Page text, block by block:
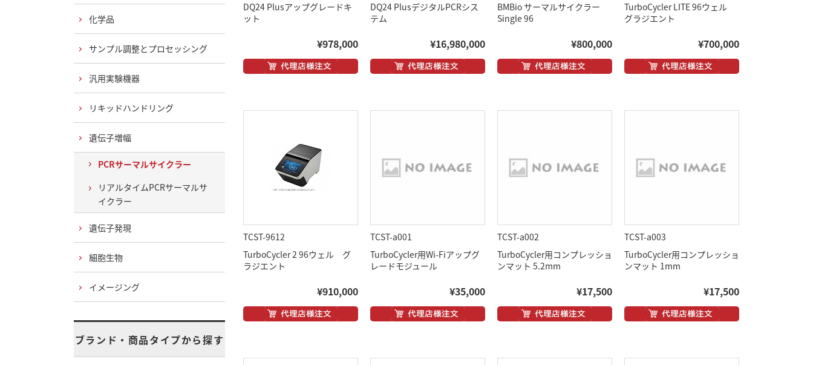
DQ24 Plusアップグレードキ
ット
¥978,000
DQ24 PlusデジタルPCRシス
テム
¥16,980,000
BMBio サーマルサイクラー
Single 96
¥800,000
TurboCycler LITE 96ウェル
グラジエント
¥700,000
TCST-9612
TurboCycler 2 96ウェル グ
ラジエント
¥910,000
TCST-a001
TurboCycler用Wi-Fiアップグ
レードモジュール
¥35,000
TCST-a002
TurboCycler用コンプレッショ
ンマット 5.2mm
¥17,500
TCST-a003
TurboCycler用コンプレッショ
ンマット 1mm
¥17,500
化学品
サンプル調整とプロセッシング
汎用実験機器
リキッドハンドリング
遺伝子増幅
PCRサーマルサイクラー
リアルタイムPCRサーマルサ
イクラー
遺伝子発現
細胞生物
イメージング
ブランド・商品タイプから探す